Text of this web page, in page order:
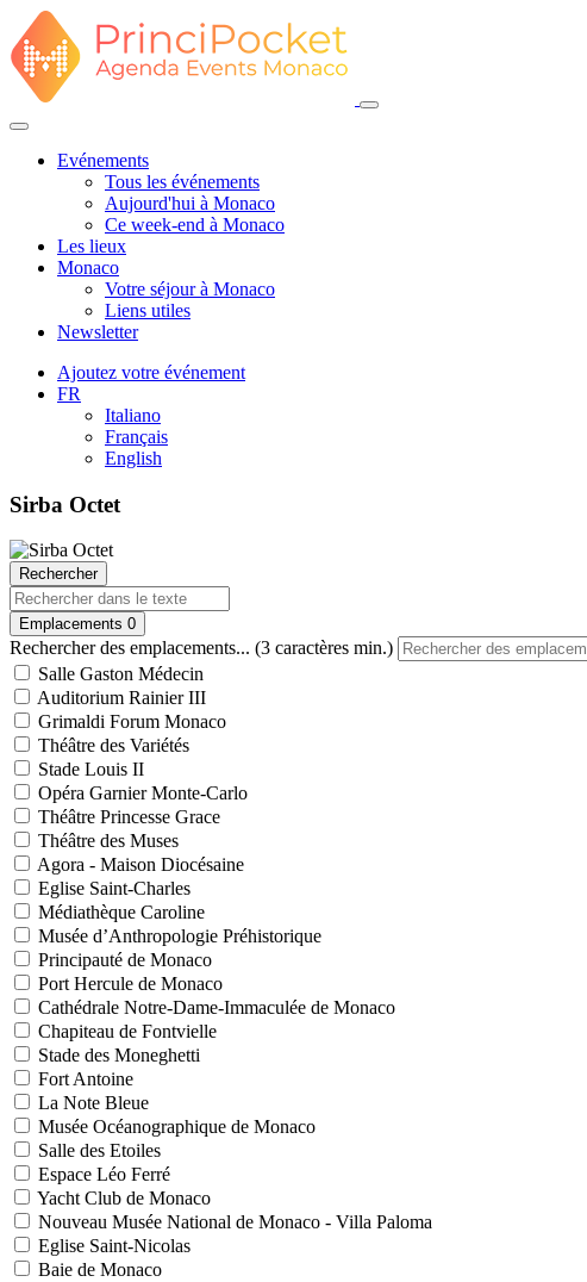
Evénements
Tous les événements
Aujourd'hui à Monaco
Ce week-end à Monaco
Les lieux
Monaco
Votre séjour à Monaco
Liens utiles
Newsletter
Ajoutez votre événement
FR
Italiano
Français
English
Sirba Octet
Rechercher
Emplacements 0
Rechercher des emplacements... (3 caractères min.)
Salle Gaston Médecin
Auditorium Rainier III
Grimaldi Forum Monaco
Théâtre des Variétés
Stade Louis II
Opéra Garnier Monte-Carlo
Théâtre Princesse Grace
Théâtre des Muses
Agora - Maison Diocésaine
Eglise Saint-Charles
Médiathèque Caroline
Musée d’Anthropologie Préhistorique
Principauté de Monaco
Port Hercule de Monaco
Cathédrale Notre-Dame-Immaculée de Monaco
Chapiteau de Fontvielle
Stade des Moneghetti
Fort Antoine
La Note Bleue
Musée Océanographique de Monaco
Salle des Etoiles
Espace Léo Ferré
Yacht Club de Monaco
Nouveau Musée National de Monaco - Villa Paloma
Eglise Saint-Nicolas
Baie de Monaco